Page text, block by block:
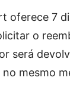
oferece 7
o
será
mesmo